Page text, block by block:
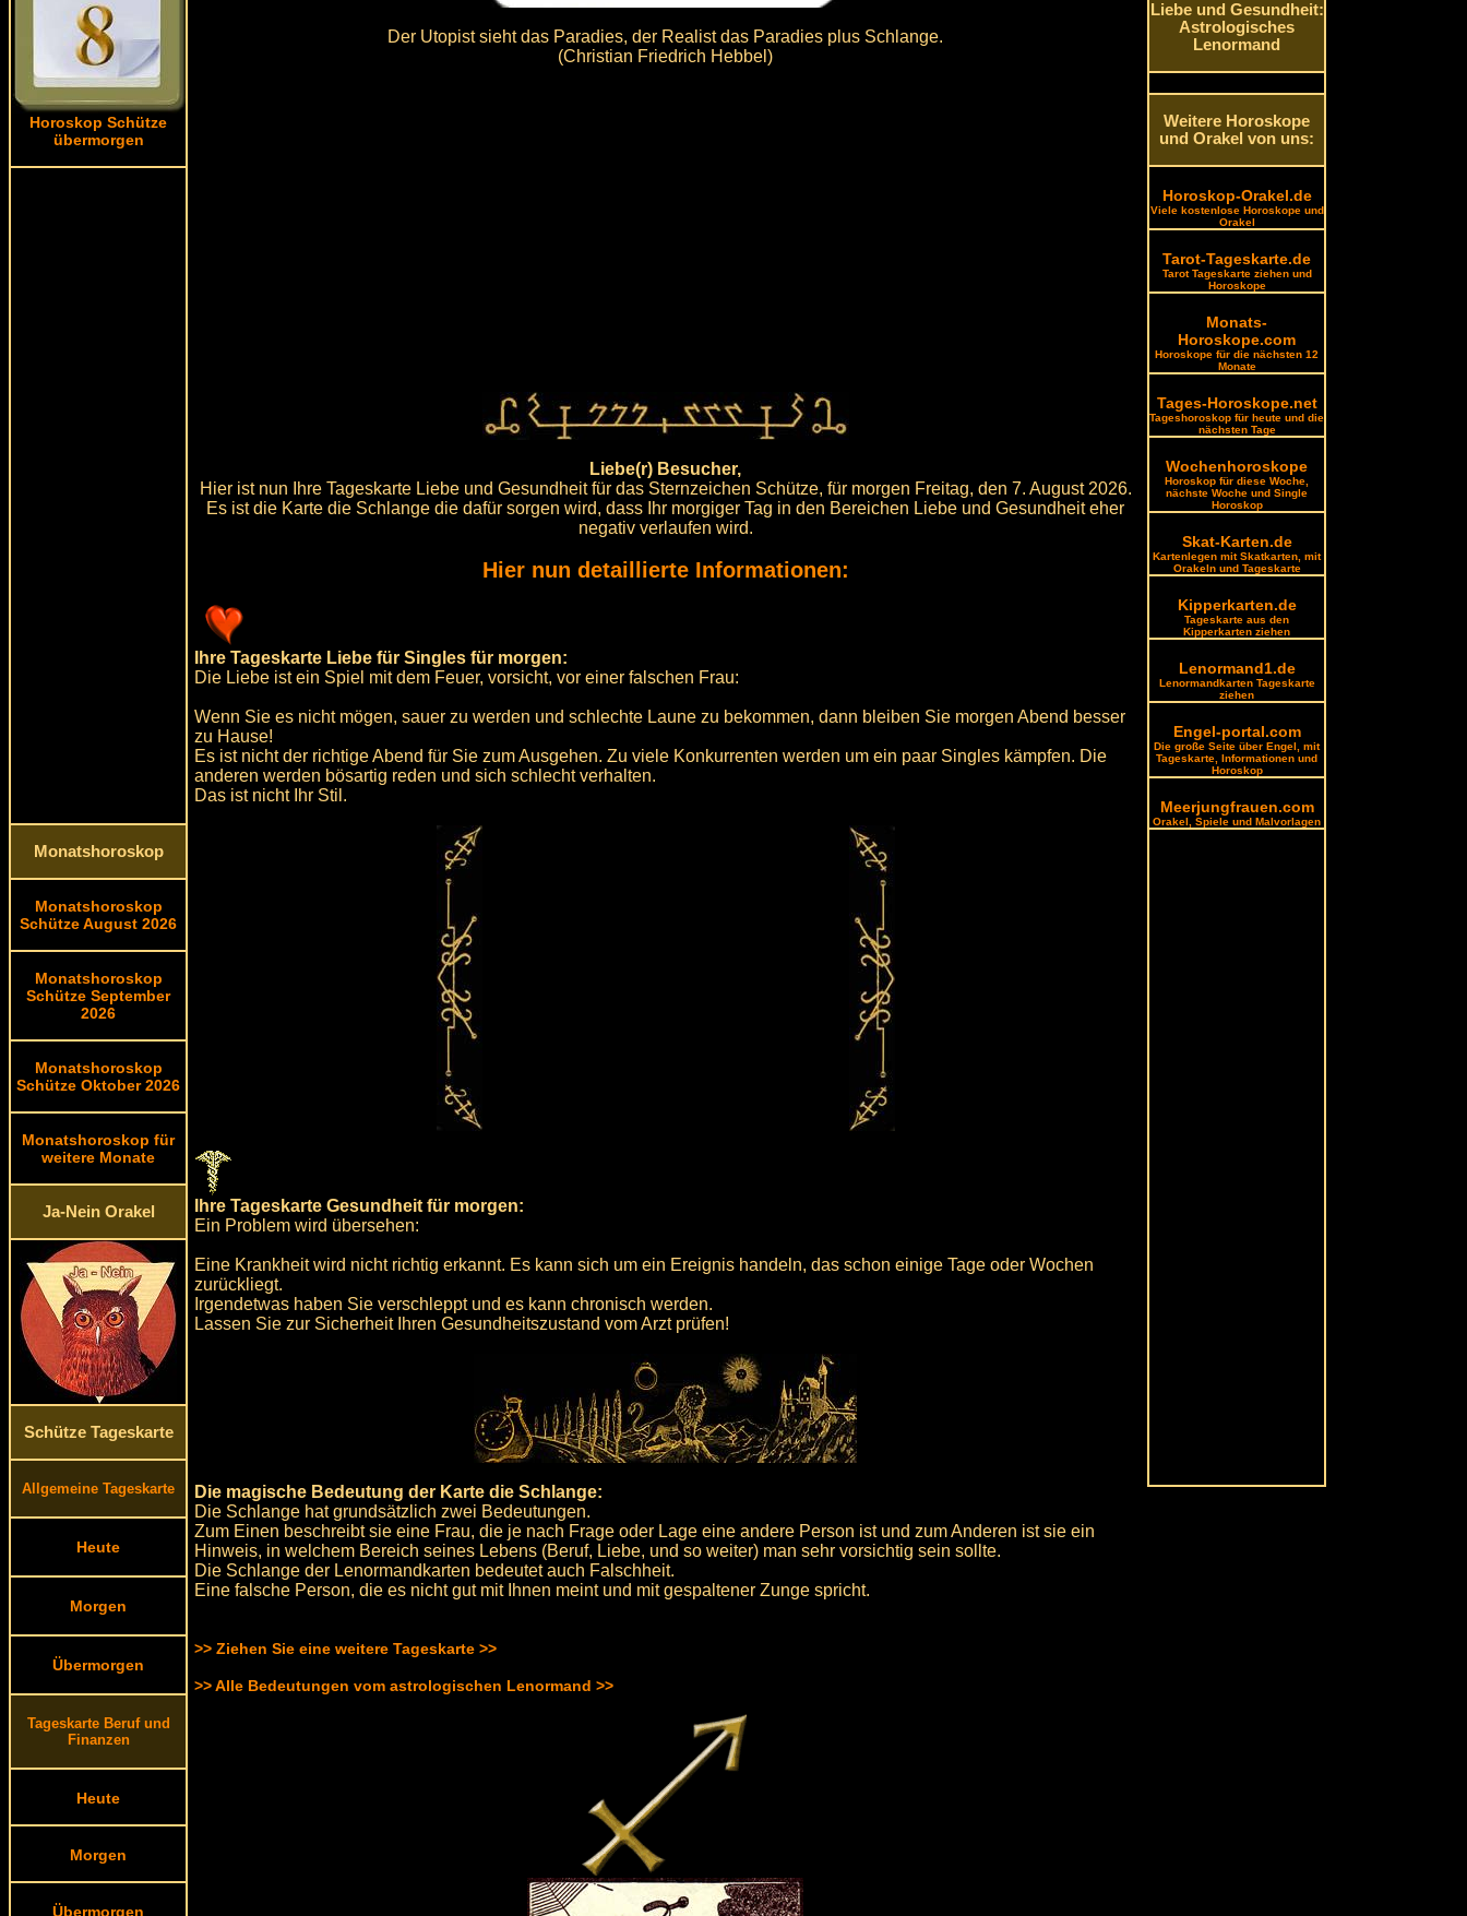
Horoskop Schütze
übermorgen
Monatshoroskop
Monatshoroskop
Schütze August 2026
Monatshoroskop
Schütze September
2026
Monatshoroskop
Schütze Oktober 2026
Monatshoroskop für
weitere Monate
Ja-Nein Orakel
Schütze Tageskarte
Allgemeine Tageskarte
Heute
Morgen
Übermorgen
Tageskarte Beruf und
Finanzen
Heute
Morgen
Übermorgen
Der Utopist sieht das Paradies, der Realist das Paradies plus Schlange.
(Christian Friedrich Hebbel)
Liebe(r) Besucher,
Hier ist nun Ihre Tageskarte Liebe und Gesundheit für das Sternzeichen Schütze, für morgen Freitag, den 7. August 2026.
Es ist die Karte die Schlange die dafür sorgen wird, dass Ihr morgiger Tag in den Bereichen Liebe und Gesundheit eher
negativ verlaufen wird.
Hier nun detaillierte Informationen:
Ihre Tageskarte Liebe für Singles für morgen:
Die Liebe ist ein Spiel mit dem Feuer, vorsicht, vor einer falschen Frau:
Wenn Sie es nicht mögen, sauer zu werden und schlechte Laune zu bekommen, dann bleiben Sie morgen Abend besser
zu Hause!
Es ist nicht der richtige Abend für Sie zum Ausgehen. Zu viele Konkurrenten werden um ein paar Singles kämpfen. Die
anderen werden bösartig reden und sich schlecht verhalten.
Das ist nicht Ihr Stil.
Ihre Tageskarte Gesundheit für morgen:
Ein Problem wird übersehen:
Eine Krankheit wird nicht richtig erkannt. Es kann sich um ein Ereignis handeln, das schon einige Tage oder Wochen
zurückliegt.
Irgendetwas haben Sie verschleppt und es kann chronisch werden.
Lassen Sie zur Sicherheit Ihren Gesundheitszustand vom Arzt prüfen!
Die magische Bedeutung der Karte die Schlange:
Die Schlange hat grundsätzlich zwei Bedeutungen.
Zum Einen beschreibt sie eine Frau, die je nach Frage oder Lage eine andere Person ist und zum Anderen ist sie ein
Hinweis, in welchem Bereich seines Lebens (Beruf, Liebe, und so weiter) man sehr vorsichtig sein sollte.
Die Schlange der Lenormandkarten bedeutet auch Falschheit.
Eine falsche Person, die es nicht gut mit Ihnen meint und mit gespaltener Zunge spricht.
>> Ziehen Sie eine weitere Tageskarte >>
>> Alle Bedeutungen vom astrologischen Lenormand >>
Liebe und Gesundheit:
Astrologisches
Lenormand
Weitere Horoskope
und Orakel von uns:
Horoskop-Orakel.de
Viele kostenlose Horoskope und
Orakel
Tarot-Tageskarte.de
Tarot Tageskarte ziehen und
Horoskope
Monats-
Horoskope.com
Horoskope für die nächsten 12
Monate
Tages-Horoskope.net
Tageshoroskop für heute und die
nächsten Tage
Wochenhoroskope
Horoskop für diese Woche,
nächste Woche und Single
Horoskop
Skat-Karten.de
Kartenlegen mit Skatkarten, mit
Orakeln und Tageskarte
Kipperkarten.de
Tageskarte aus den
Kipperkarten ziehen
Lenormand1.de
Lenormandkarten Tageskarte
ziehen
Engel-portal.com
Die große Seite über Engel, mit
Tageskarte, Informationen und
Horoskop
Meerjungfrauen.com
Orakel, Spiele und Malvorlagen